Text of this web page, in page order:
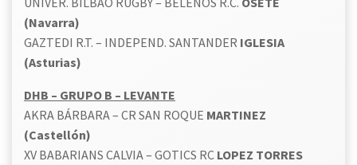
(Navarra)
GAZTEDI R.T. – INDEPEND. SANTANDER IGLESIA
(Asturias)
DHB – GRUPO B – LEVANTE
AKRA BÁRBARA – CR SAN ROQUE MARTINEZ
(Castellón)
XV BABARIANS CALVIA – GOTICS RC LOPEZ TORRES